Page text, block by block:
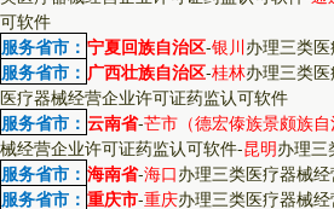
可软件
服务省市： 宁夏回族自治区-银川办理三类
服务省市： 广西壮族自治区-桂林办理三类
医疗器械经营企业许可证药监认可软件
服务省市： 云南省-芒市（德宏傣族景颇族自
械经营企业许可证药监认可软件-昆明办理三
服务省市： 海南省-海口办理三类医疗器械
服务省市： 重庆市-重庆办理三类医疗器械